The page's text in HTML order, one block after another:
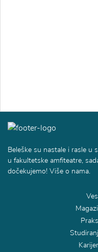
Beleške su nastale i rasle u
u fakultetske amfiteatre,
dočekujemo! Više o nama.